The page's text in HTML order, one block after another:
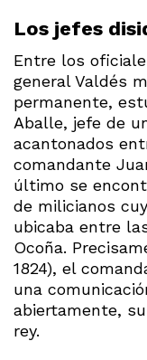
Los jefes
Entre los
general Valdés
permanente,
Aballe, jefe de
acantonados
comandante
último se
de milicianos
ubicaba entre
Ocoña.
1824), el
una
abiertamente,
rey.